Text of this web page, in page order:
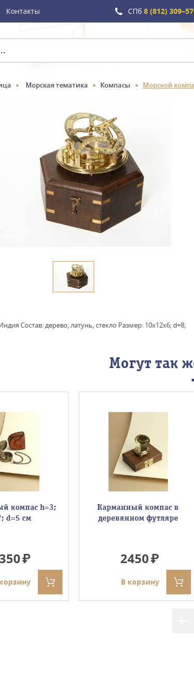
Контакты СПб 8 (812)
Морская тематика Компасы Морской
Состав: дерево, латунь, стекло Размер: 10х12х6; d=8;
Могут так
компас h=3;
d=5 см
Карманный компас в
деревянном футляре
2450
В корзину